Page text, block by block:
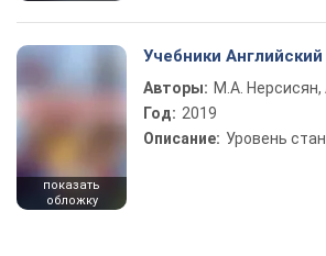
показать
обложку
Учебники
Авторы: М.А.
Год: 2019
Описание: Уровень